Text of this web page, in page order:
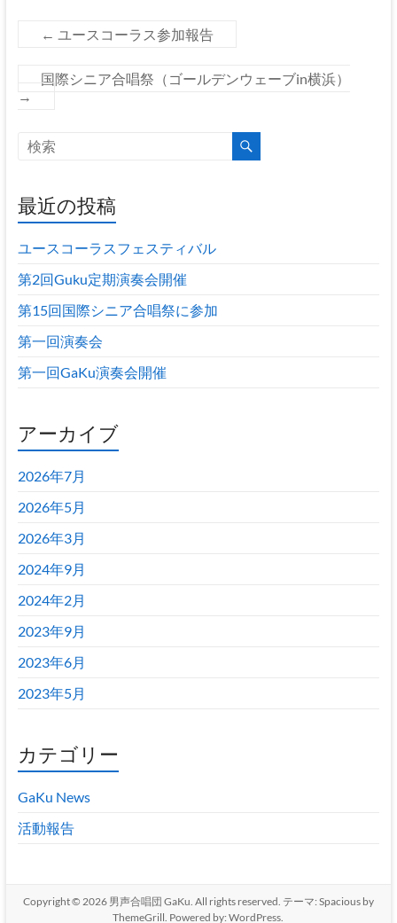
す！
← ユースコーラス参加報告
国際シニア合唱祭（ゴールデンウェーブin横浜）
→
最近の投稿
ユースコーラスフェスティバル
第2回Guku定期演奏会開催
第15回国際シニア合唱祭に参加
第一回演奏会
第一回GaKu演奏会開催
アーカイブ
2026年7月
2026年5月
2026年3月
2024年9月
2024年2月
2023年9月
2023年6月
2023年5月
カテゴリー
GaKu News
活動報告
Copyright © 2026 男声合唱団 GaKu . All rights reserved. テーマ: Spaciousby
ThemeGrill. Powered by:WordPress